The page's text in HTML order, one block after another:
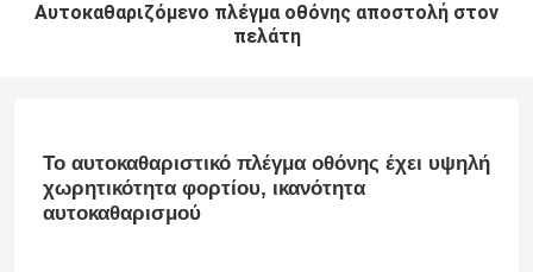
Αυτοκαθαριζόμενο πλέγμα οθόνης αποστολή στον
πελάτη
Το αυτοκαθαριστικό πλέγμα οθόνης έχει υψηλή
χωρητικότητα φορτίου, ικανότητα
αυτοκαθαρισμού